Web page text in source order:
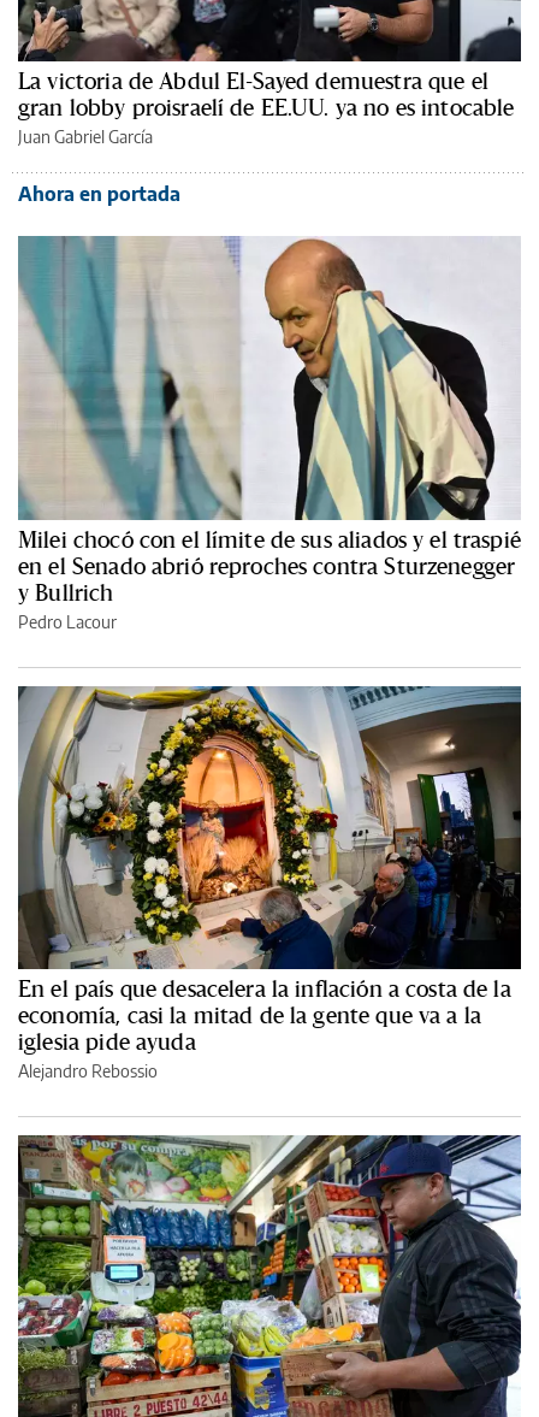
La victoria de Abdul El-Sayed demuestra que el
gran lobby proisraelí de EE.UU. ya no es intocable
Juan Gabriel García
Ahora en portada
Milei chocó con el límite de sus aliados y el traspié
en el Senado abrió reproches contra Sturzenegger
y Bullrich
Pedro Lacour
En el país que desacelera la inflación a costa de la
economía, casi la mitad de la gente que va a la
iglesia pide ayuda
Alejandro Rebossio